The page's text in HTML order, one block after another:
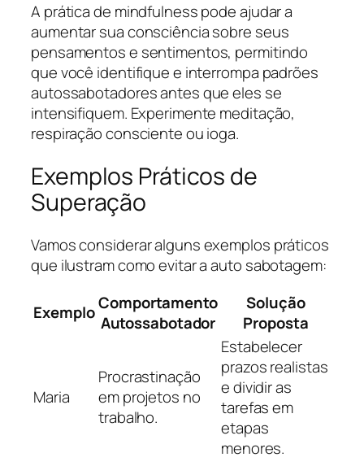
A prática de mindfulness pode ajudar a
aumentar sua consciência sobre seus
pensamentos e sentimentos, permitindo
que você identifique e interrompa padrões
autossabotadores antes que eles se
intensifiquem. Experimente meditação,
respiração consciente ou ioga.
Exemplos Práticos de
Superação
Vamos considerar alguns exemplos práticos
que ilustram como evitar a auto sabotagem:
ExemploComportamento
Autossabotador
Solução
Proposta
Maria
Procrastinação
em projetos no
trabalho.
Estabelecer
prazos realistas
e dividir as
tarefas em
etapas
menores.